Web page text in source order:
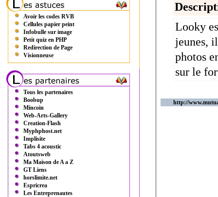
Avoir les codes RVB
Cellules papier peint
Infobulle sur image
Petit quiz en PHP
Redirection de Page
Visionneuse
Tous les partenaires
Boobup
Mincoin
Web-Arts-Gallery
Creation-Flash
Myphphost.net
Implisite
Tabs 4 acoustic
Atoutsweb
Ma Maison de A a Z
GT Liens
horslimite.net
Espricrea
Les Entreprenautes
Looky
jeunes,
photos
sur le
http://